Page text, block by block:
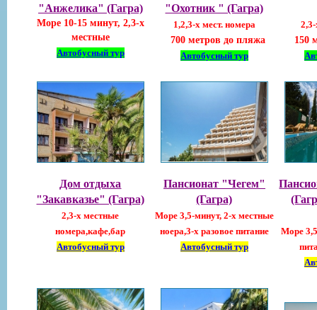
"Анжелика" (Гагра)
Море 10-15 минут, 2,3-х
местные
Автобусный тур
"Охотник " (Гагра)
1,2,3-х мест. номера
700 метров до пляжа
Автобусный тур
150
Дом отдыха
"Закавказье" (Гагра)
2,3-х местные
номера,кафе,бар
Автобусный тур
Пансионат "Чегем"
(Гагра)
Море 3,5-минут, 2-х местные
ноера,3-х разовое питание
Автобусный тур
Море